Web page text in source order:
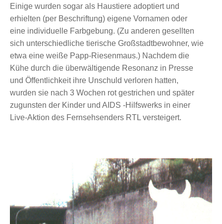
Einige wurden sogar als Haustiere adoptiert und
erhielten (per Beschriftung) eigene Vornamen oder
eine individuelle Farbgebung. (Zu anderen gesellten
sich unterschiedliche tierische Großstadtbewohner, wie
etwa eine weiße Papp-Riesenmaus.) Nachdem die
Kühe durch die überwältigende Resonanz in Presse
und Öffentlichkeit ihre Unschuld verloren hatten,
wurden sie nach 3 Wochen rot gestrichen und später
zugunsten der Kinder und AIDS -Hilfswerks in einer
Live-Aktion des Fernsehsenders RTL versteigert.